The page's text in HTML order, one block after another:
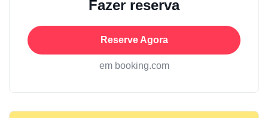
Fazer reserva
Reserve Agora
em booking.com